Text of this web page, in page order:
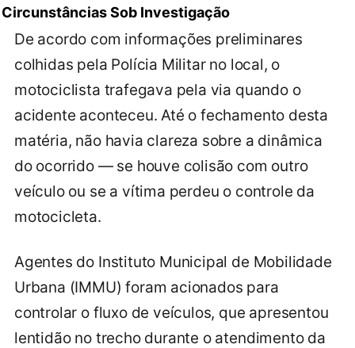
Circunstâncias Sob Investigação
De acordo com informações preliminares
colhidas pela Polícia Militar no local, o
motociclista trafegava pela via quando o
acidente aconteceu. Até o fechamento desta
matéria, não havia clareza sobre a dinâmica
do ocorrido — se houve colisão com outro
veículo ou se a vítima perdeu o controle da
motocicleta.
Agentes do Instituto Municipal de Mobilidade
Urbana (IMMU) foram acionados para
controlar o fluxo de veículos, que apresentou
lentidão no trecho durante o atendimento da